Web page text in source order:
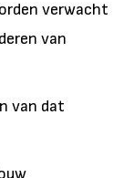
verwacht
van
van dat